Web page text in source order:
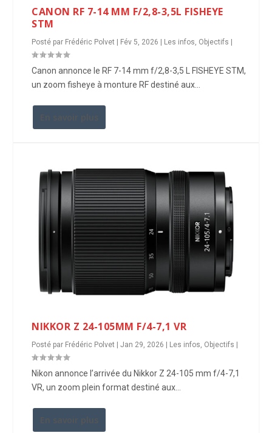
CANON RF 7-14 MM F/2,8-3,5L FISHEYE
STM
Posté par Frédéric Polvet Fév 5, 2026 Les infos, Objectifs
Canon annonce le RF 7-14 mm f/2,8-3,5 L FISHEYE STM,
un zoom fisheye à monture RF destiné aux...
En savoir plus
NIKKOR Z 24-105MM F/4-7,1 VR
Posté par Frédéric Polvet |Jan 29, 2026 | Les infos, Objectifs |
Nikon annonce l’arrivée du Nikkor Z 24-105 mm f/4-7,1
VR, un zoom plein format destiné aux...
En savoir plus